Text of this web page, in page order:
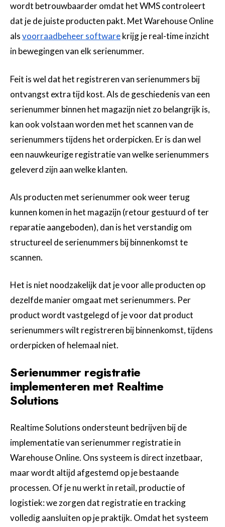
wordt betrouwbaarder omdat het WMS controleert
dat je de juiste producten pakt. Met Warehouse Online
alsvoorraadbeheer softwarekrijg je real-time inzicht
in bewegingen van elk serienummer.
Feit is wel dat het registreren van serienummers bij
ontvangst extra tijd kost. Als de geschiedenis van een
serienummer binnen het magazijn niet zo belangrijk is,
kan ook volstaan worden met het scannen van de
serienummers tijdens het orderpicken. Er is dan wel
een nauwkeurige registratie van welke serienummers
geleverd zijn aan welke klanten.
Als producten met serienummer ook weer terug
kunnen komen in het magazijn (retour gestuurd of ter
reparatie aangeboden), dan is het verstandig om
structureel de serienummers bij binnenkomst te
scannen.
Het is niet noodzakelijk dat je voor alle producten op
dezelfde manier omgaat met serienummers. Per
product wordt vastgelegd of je voor dat product
serienummers wilt registreren bij binnenkomst, tijdens
orderpicken of helemaal niet.
Serienummer registratie
implementeren met Realtime
Solutions
Realtime Solutions ondersteunt bedrijven bij de
implementatie van serienummer registratie in
Warehouse Online. Ons systeem is direct inzetbaar,
maar wordt altijd afgestemd op je bestaande
processen. Of je nu werkt in retail, productie of
logistiek: we zorgen dat registratie en tracking
volledig aansluiten op je praktijk. Omdat het systeem